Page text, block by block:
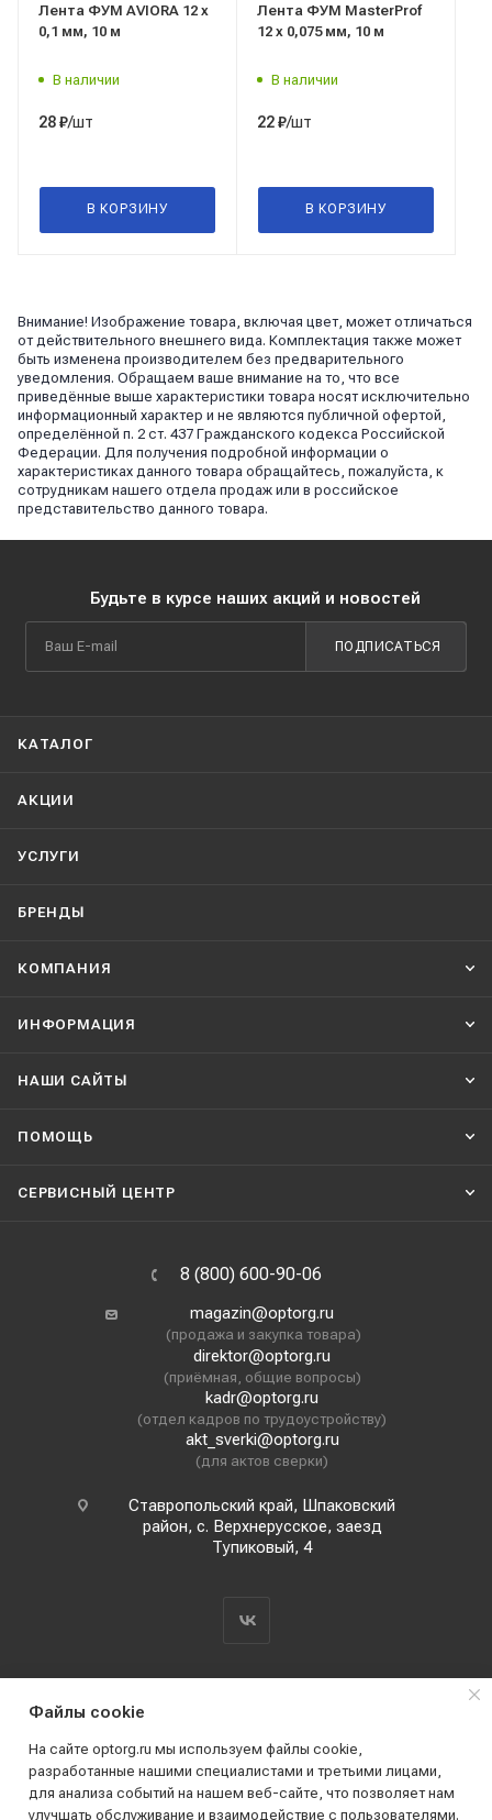
Лента ФУМ AVIORA 12 x
0,1 мм, 10 м
В наличии
28₽/шт
В КОРЗИНУ
Лента ФУМ MasterProf
12 x 0,075 мм, 10 м
В наличии
22₽/шт
В КОРЗИНУ
Внимание! Изображение товара, включая цвет, может отличаться
от действительного внешнего вида. Комплектация также может
быть изменена производителем без предварительного
уведомления. Обращаем ваше внимание на то, что все
приведённые выше характеристики товара носят исключительно
информационный характер и не являются публичной офертой,
определённой п. 2 ст. 437 Гражданского кодекса Российской
Федерации. Для получения подробной информации о
характеристиках данного товара обращайтесь, пожалуйста, к
сотрудникам нашего отдела продаж или в российское
представительство данного товара.
Будьте в курсе наших акций и новостей
ПОДПИСАТЬСЯ
КАТАЛОГ
АКЦИИ
УСЛУГИ
БРЕНДЫ
КОМПАНИЯ
ИНФОРМАЦИЯ
НАШИ CАЙТЫ
ПОМОЩЬ
СЕРВИСНЫЙ ЦЕНТР
8 (800) 600-90-06
magazin@optorg.ru
(продажа и закупка товара)
direktor@optorg.ru
(приёмная, общие вопросы)
kadr@optorg.ru
(отдел кадров по трудоустройству)
akt_sverki@optorg.ru
(для актов сверки)
Ставропольский край, Шпаковский
район, с. Верхнерусское, заезд
Тупиковый, 4
2019 - 2026 © АО КПК "Ставропольстройопторг"
Файлы cookie
На сайте optorg.ru мы используем файлы cookie,
разработанные нашими специалистами и третьими лицами,
для анализа событий на нашем веб-сайте, что позволяет нам
улучшать обслуживание и взаимодействие с пользователями.